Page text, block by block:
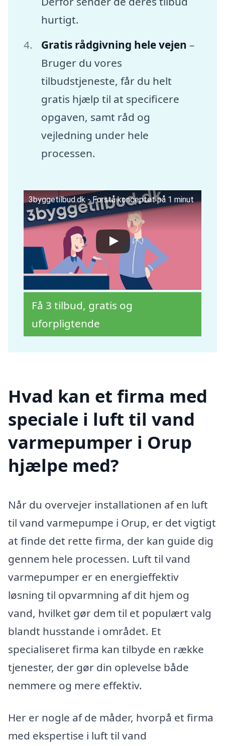
hurtigt.
Gratis rådgivning hele vejen –
Bruger du vores
tilbudstjeneste, får du helt
gratis hjælp til at specificere
opgaven, samt råd og
vejledning under hele
processen.
3byggetilbud.dk - Forstå konceptet på 1 minut
Få 3 tilbud, gratis og
uforpligtende
Hvad kan et firma med
speciale i luft til vand
varmepumper i Orup
hjælpe med?
Når du overvejer installationen af en luft
til vand varmepumpe i Orup, er det vigtigt
at finde det rette firma, der kan guide dig
gennem hele processen. Luft til vand
varmepumper er en energieffektiv
løsning til opvarmning af dit hjem og
vand, hvilket gør dem til et populært valg
blandt husstande i området. Et
specialiseret firma kan tilbyde en række
tjenester, der gør din oplevelse både
nemmere og mere effektiv.
Her er nogle af de måder, hvorpå et firma
med ekspertise i luft til vand